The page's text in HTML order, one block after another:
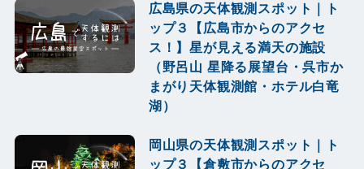
広島県の天体観測スポット｜ト
ップ３【広島市からのアクセ
ス！】星が見える満天の施設
（野呂山 星降る展望台・呉市か
まがり天体観測館・ホテル白竜
湖）
岡山県の天体観測スポット｜ト
ップ３【倉敷市からのアクセ